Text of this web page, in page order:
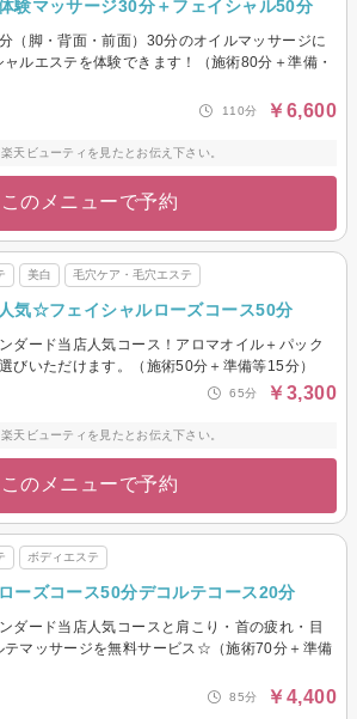
験マッサージ30分＋フェイシャル50分
（脚・背面・前面）30分のオイルマッサージに
ルエステを体験できます！（施術80分＋準備・
110分 ￥6,600
天ビューティを見たとお伝え下さい。
このメニューで予約
美白 毛穴ケア・毛穴エステ
気☆フェイシャルローズコース50分
ダード当店人気コース！アロマオイル＋パック
びいただけます。（施術50分＋準備等15分）
65分 ￥3,300
天ビューティを見たとお伝え下さい。
このメニューで予約
ボディエステ
ーズコース50分デコルテコース20分
ダード当店人気コースと肩こり・首の疲れ・目
テマッサージを無料サービス☆（施術70分＋準備
85分 ￥4,400